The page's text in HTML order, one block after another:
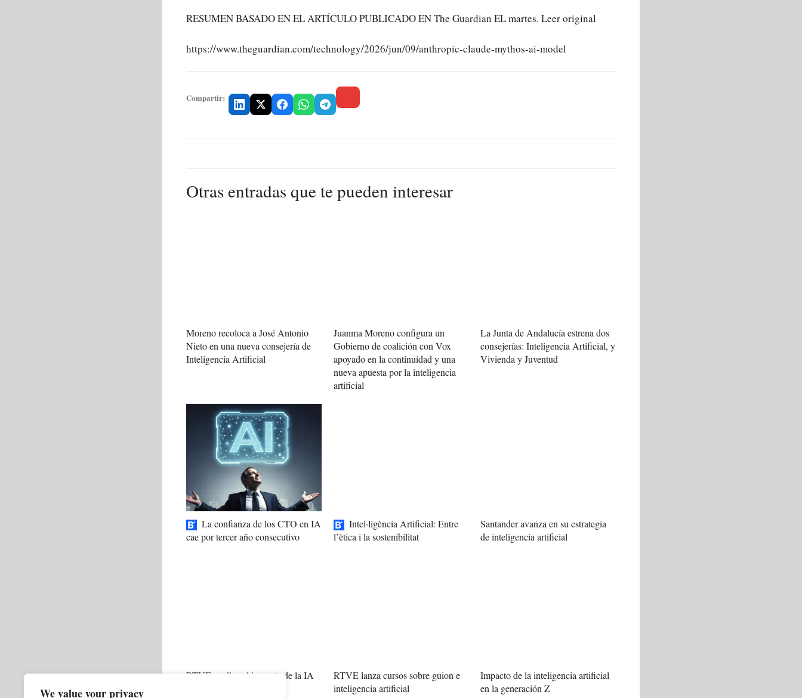
We value your privacy
RESUMEN BASADO EN EL ARTÍCULO PUBLICADO EN The Guardian EL martes. Leer original
https://www.theguardian.com/technology/2026/jun/09/anthropic-claude-mythos-ai-model
Compartir:
Otras entradas que te pueden interesar
Moreno recoloca a José Antonio
Nieto en una nueva consejería de
Inteligencia Artificial
Juanma Moreno configura un
Gobierno de coalición con Vox
apoyado en la continuidad y una
nueva apuesta por la inteligencia
artificial
La Junta de Andalucía estrena dos
consejerías: Inteligencia Artificial, y
Vivienda y Juventud
La confianza de los CTO en IA
cae por tercer año consecutivo
Intel·ligència Artificial: Entre
l’ètica i la sostenibilitat
Santander avanza en su estrategia
de inteligencia artificial
RTVE analiza el impacto de la IA
RTVE lanza cursos sobre guion e
inteligencia artificial
Impacto de la inteligencia artificial
en la generación Z